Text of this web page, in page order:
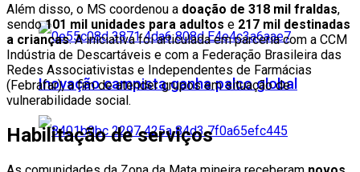
Inovação campista ganha palco global
Além disso, o MS coordenou a doação de 318 mil fraldas,
sendo101 mil unidades para adultos e 217 mil destinadas
a crianças. A iniciativa foi articulada em parceria com a CCM
Indústria de Descartáveis e com a Federação Brasileira das
Redes Associativistas e Independentes de Farmácias
(Febrafar), a fim de atender grupos em situação de
vulnerabilidade social.
Habilitação de serviços